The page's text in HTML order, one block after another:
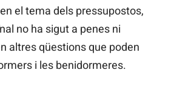
el tema dels pressupostos,
no ha sigut a penes ni
altres qüestions que poden
i les benidormeres.